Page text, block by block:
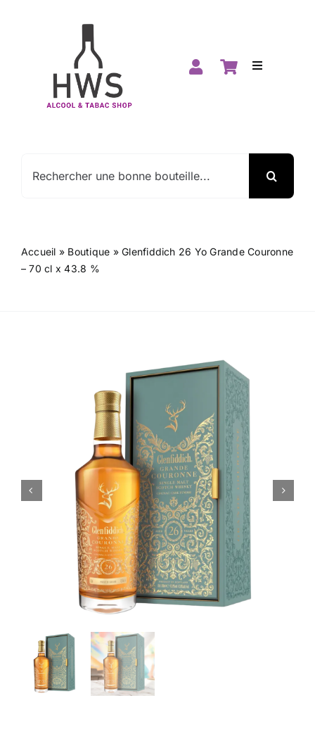
Toggle
Accueil
Accueil » Boutique »Glenfiddich 26 Yo Grande Couronne
– 70 cl x 43.8 %